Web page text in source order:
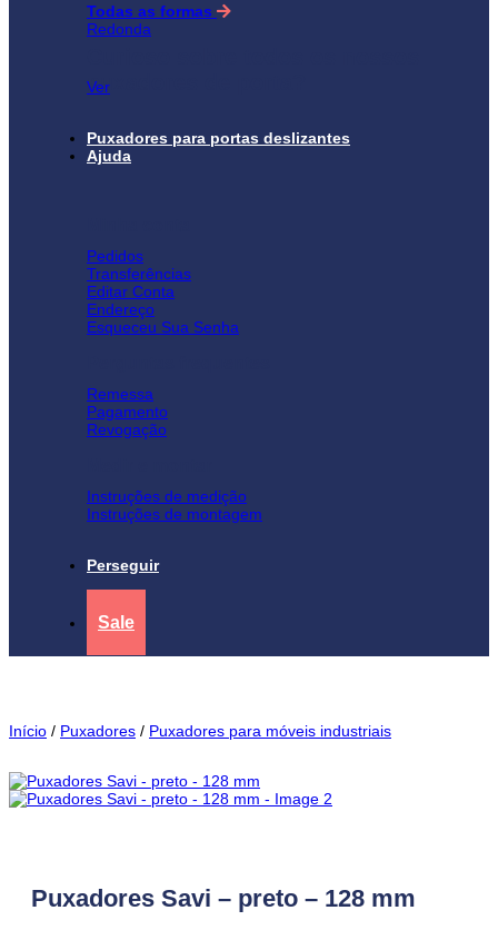
Todas as formas
Redonda
puxadores de porta?
Ver
Puxadores para portas deslizantes
Ajuda
Pedidos
Transferências
Editar Conta
Endereço
Esqueceu Sua Senha
Remessa
Pagamento
Revogação
Instruções de medição
Instruções de montagem
Perseguir
Sale
Início / Puxadores / Puxadores para móveis industriais
Puxadores Savi – preto – 128 mm